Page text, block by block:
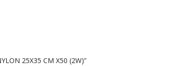
25X35 CM X50 (2W)”